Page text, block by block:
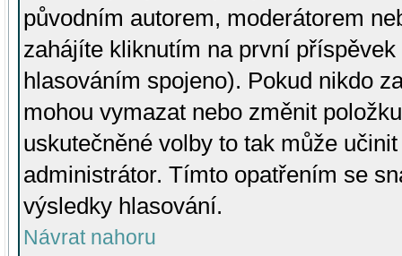
původním autorem, moderátorem
zahájíte kliknutím na první
hlasováním spojeno). Pokud nikdo
mohou vymazat nebo změnit
uskutečněné volby to tak může
administrátor. Tímto opatřením se
výsledky hlasování.
Návrat nahoru